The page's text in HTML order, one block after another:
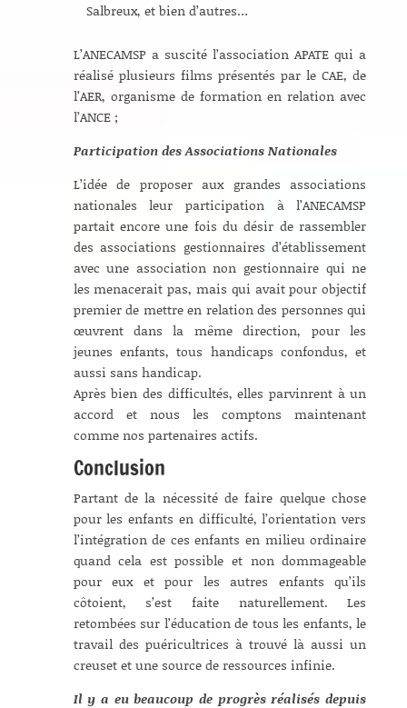
Salbreux, et bien d’autres…
L’ANECAMSP a suscité l’association APATE qui a
réalisé plusieurs films présentés par le CAE, de
l’AER, organisme de formation en relation avec
l’ANCE ;
Participation des Associations Nationales
L’idée de proposer aux grandes associations
nationales leur participation à l’ANECAMSP
partait encore une fois du désir de rassembler
des associations gestionnaires d’établissement
avec une association non gestionnaire qui ne
les menacerait pas, mais qui avait pour objectif
premier de mettre en relation des personnes qui
œuvrent dans la même direction, pour les
jeunes enfants, tous handicaps confondus, et
aussi sans handicap.
Après bien des difficultés, elles parvinrent à un
accord et nous les comptons maintenant
comme nos partenaires actifs.
Conclusion
Partant de la nécessité de faire quelque chose
pour les enfants en difficulté, l’orientation vers
l’intégration de ces enfants en milieu ordinaire
quand cela est possible et non dommageable
pour eux et pour les autres enfants qu’ils
côtoient, s’est faite naturellement. Les
retombées sur l’éducation de tous les enfants, le
travail des puéricultrices à trouvé là aussi un
creuset et une source de ressources infinie.
Il y a eu beaucoup de progrès réalisés depuis